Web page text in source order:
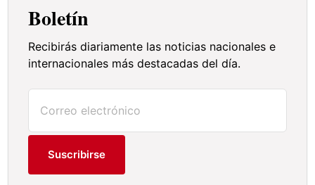
Boletín
Recibirás diariamente las noticias nacionales e
internacionales más destacadas del día.
Suscribirse